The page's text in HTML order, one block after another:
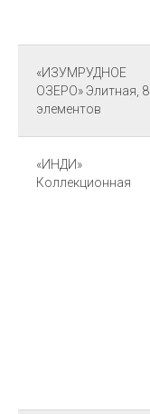
«ИЗУМРУДНОЕ
ОЗЕРО» Элитная, 8
элементов
«ИНДИ»
Коллекционная